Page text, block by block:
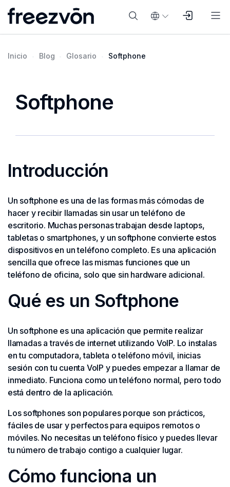
Inicio Blog Glosario Softphone
Softphone
Introducción
Un softphone es una de las formas más cómodas de
hacer y recibir llamadas sin usar un teléfono de
escritorio. Muchas personas trabajan desde laptops,
tabletas o smartphones, y un softphone convierte estos
dispositivos en un teléfono completo. Es una aplicación
sencilla que ofrece las mismas funciones que un
teléfono de oficina, solo que sin hardware adicional.
Qué es un Softphone
Un softphone es una aplicación que permite realizar
llamadas a través de internet utilizando VoIP. Lo instalas
en tu computadora, tableta o teléfono móvil, inicias
sesión con tu cuenta VoIP y puedes empezar a llamar de
inmediato. Funciona como un teléfono normal, pero todo
está dentro de la aplicación.
Los softphones son populares porque son prácticos,
fáciles de usar y perfectos para equipos remotos o
móviles. No necesitas un teléfono físico y puedes llevar
tu número de trabajo contigo a cualquier lugar.
Cómo funciona un